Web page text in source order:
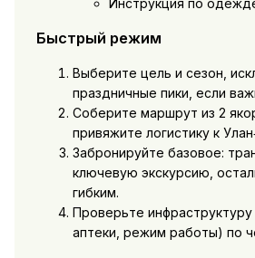
Инструкция по
Быстрый режим
Выберите цель и сезон,
праздничные пики, если
Соберите маршрут из 2
привяжите логистику к
Забронируйте базовое:
ключевую экскурсию,
гибким.
Проверьте инфраструктуру
аптеки, режим работы) по